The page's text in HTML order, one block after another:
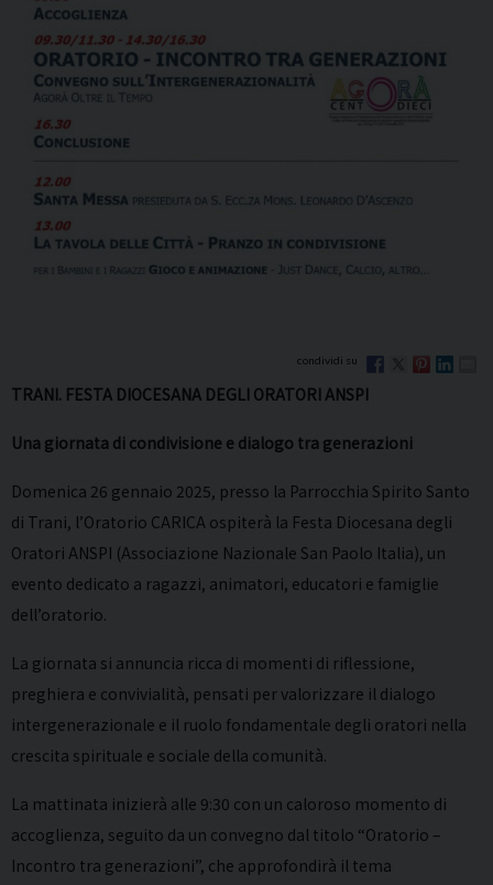
TRANI. FESTA DIOCESANA DEGLI ORATORI ANSPI
Una giornata di condivisione e dialogo tra generazioni
Domenica 26 gennaio 2025, presso la Parrocchia Spirito Santo
di Trani, l’Oratorio CARICA ospiterà la Festa Diocesana degli
Oratori ANSPI (Associazione Nazionale San Paolo Italia), un
evento dedicato a ragazzi, animatori, educatori e famiglie
dell’oratorio.
La giornata si annuncia ricca di momenti di riflessione,
preghiera e convivialità, pensati per valorizzare il dialogo
intergenerazionale e il ruolo fondamentale degli oratori nella
crescita spirituale e sociale della comunità.
La mattinata inizierà alle 9:30 con un caloroso momento di
accoglienza, seguito da un convegno dal titolo “Oratorio –
Incontro tra generazioni”, che approfondirà il tema